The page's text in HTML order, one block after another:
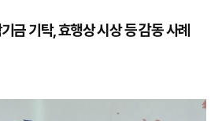
금 기탁, 효행상 시상 등 감동 사례